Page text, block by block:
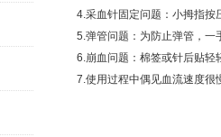
4.采血针固定问题：小拇指按压
5.弹管问题：为防止弹管，一
6.崩血问题：棉签或针后贴轻
7.使用过程中偶见血流速度很慢